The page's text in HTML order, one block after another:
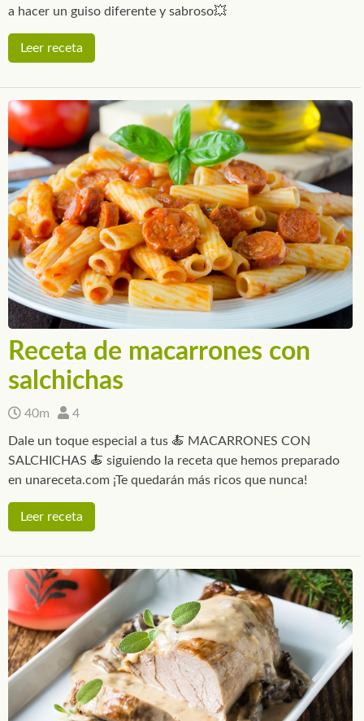
a hacer un guiso diferente y sabroso💥
Leer receta
Receta de macarrones con
salchichas
40m 4
Dale un toque especial a tus 🍝 MACARRONES CON
SALCHICHAS 🍝 siguiendo la receta que hemos preparado
en unareceta.com ¡Te quedarán más ricos que nunca!
Leer receta